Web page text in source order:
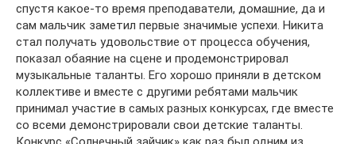
спустя какое-то время преподаватели, домашние, да и
сам мальчик заметил первые значимые успехи. Никита
стал получать удовольствие от процесса обучения,
показал обаяние на сцене и продемонстрировал
музыкальные таланты. Его хорошо приняли в детском
коллективе и вместе с другими ребятами мальчик
принимал участие в самых разных конкурсах, где вместе
со всеми демонстрировали свои детские таланты.